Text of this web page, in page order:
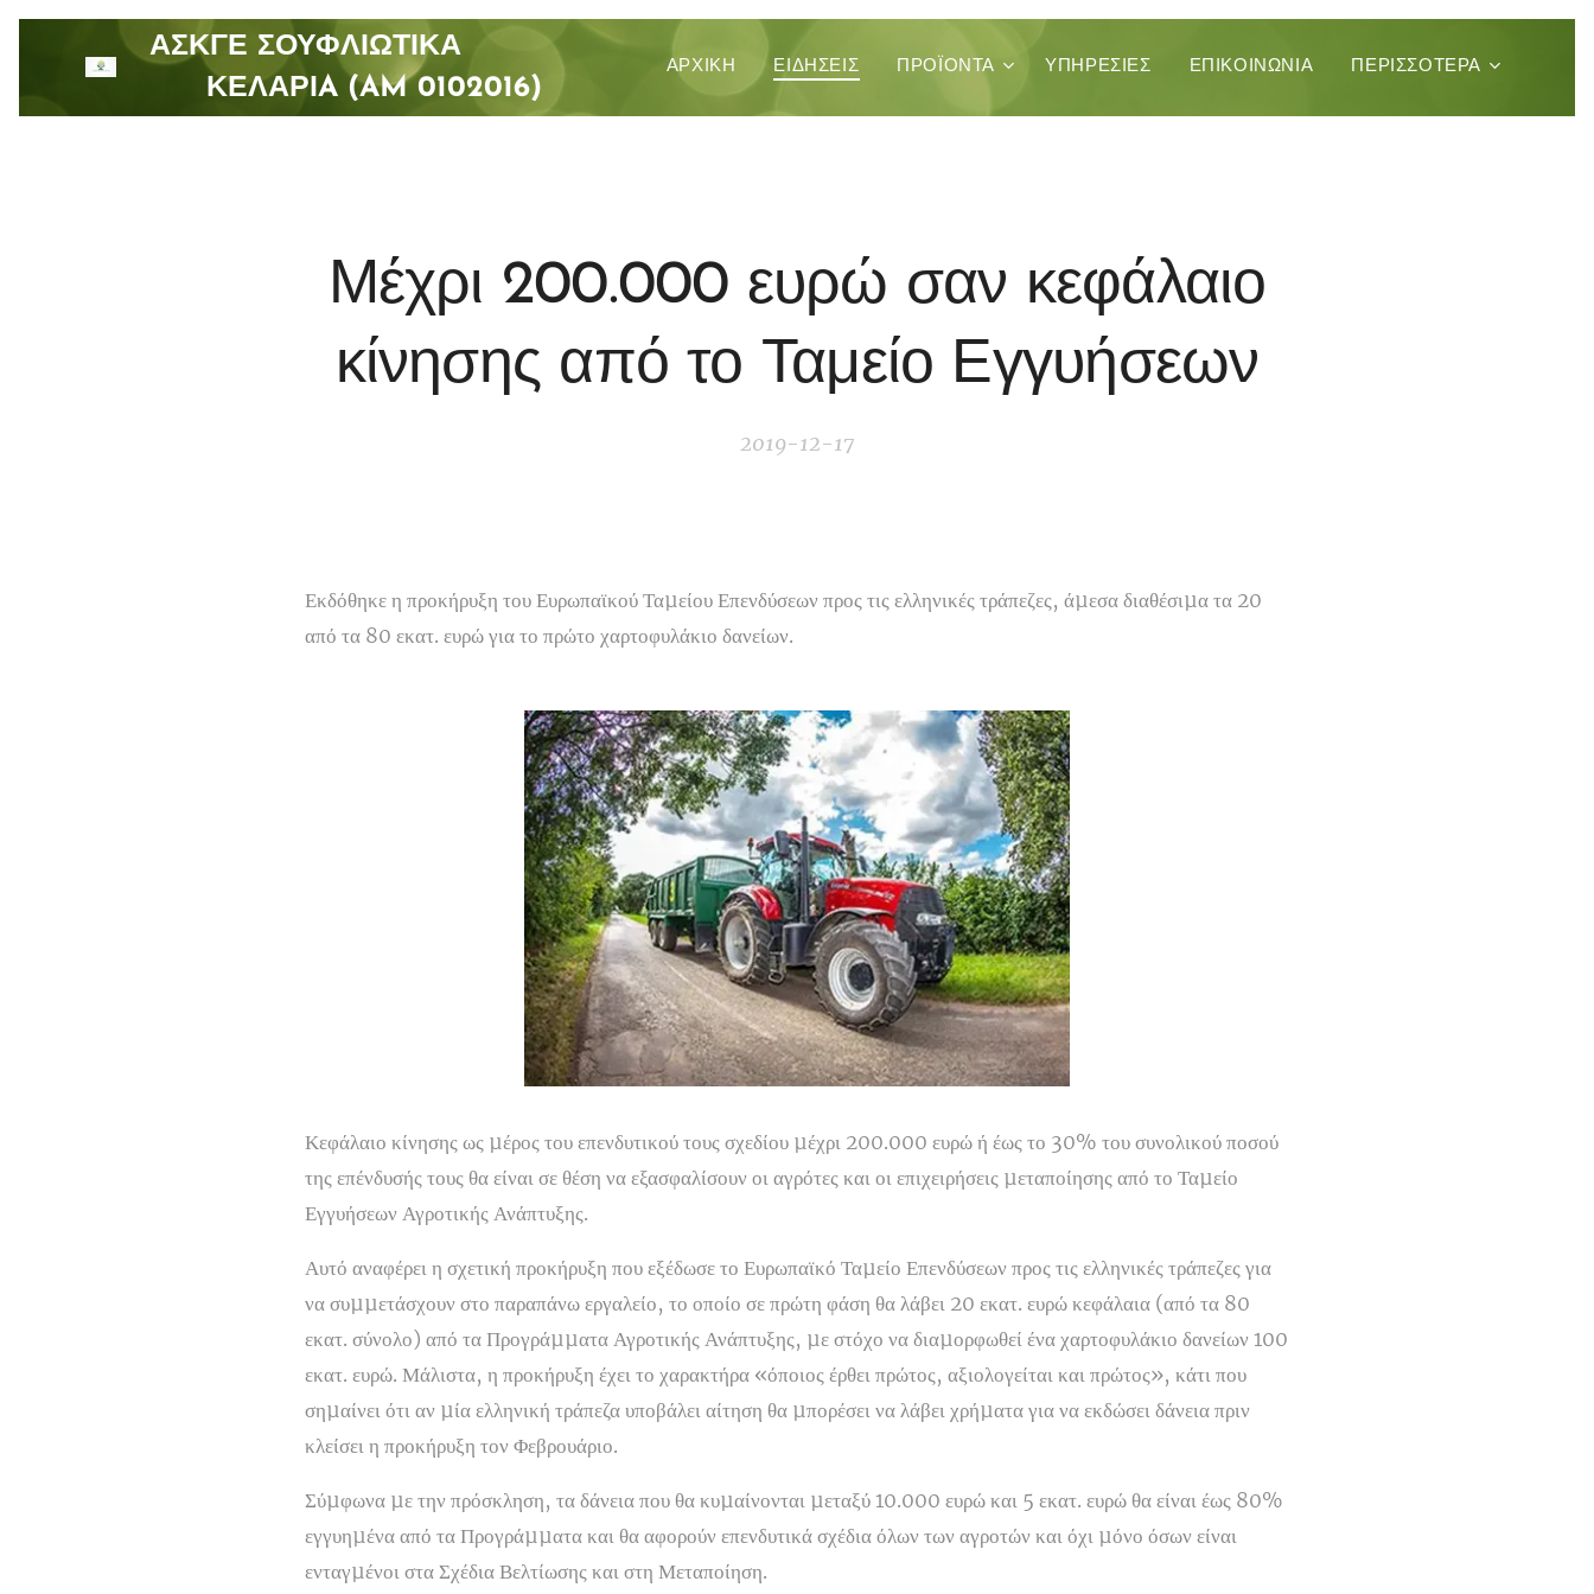
ΑΣΚΓΕ ΣΟΥΦΛΙΩΤΙΚΑ
ΚΕΛΑΡΙA (AM 0102016)
ΑΡΧΙΚΉ ΕΙΔΗΣΕΙΣ ΠΡΟΪΌΝΤΑ ΥΠΗΡΕΣΊΕΣ ΕΠΙΚΟΙΝΩΝΊΑ ΠΕΡΙΣΣΌΤΕΡΑ
Μέχρι 200.000 ευρώ σαν κεφάλαιο
κίνησης από το Ταμείο Εγγυήσεων
2019-12-17
Εκδόθηκε η προκήρυξη του Ευρωπαϊκού Ταµείου Επενδύσεων προς τις ελληνικές τράπεζες, άµεσα διαθέσιµα τα 20
από τα 80 εκατ. ευρώ για το πρώτο χαρτοφυλάκιο δανείων.
Κεφάλαιο κίνησης ως µέρος του επενδυτικού τους σχεδίου µέχρι 200.000 ευρώ ή έως το 30% του συνολικού ποσού
της επένδυσής τους θα είναι σε θέση να εξασφαλίσουν οι αγρότες και οι επιχειρήσεις µεταποίησης από το Ταµείο
Εγγυήσεων Αγροτικής Ανάπτυξης.
Αυτό αναφέρει η σχετική προκήρυξη που εξέδωσε το Ευρωπαϊκό Ταµείο Επενδύσεων προς τις ελληνικές τράπεζες για
να συµµετάσχουν στο παραπάνω εργαλείο, το οποίο σε πρώτη φάση θα λάβει 20 εκατ. ευρώ κεφάλαια (από τα 80
εκατ. σύνολο) από τα Προγράµµατα Αγροτικής Ανάπτυξης, µε στόχο να διαµορφωθεί ένα χαρτοφυλάκιο δανείων 100
εκατ. ευρώ. Μάλιστα, η προκήρυξη έχει το χαρακτήρα «όποιος έρθει πρώτος, αξιολογείται και πρώτος», κάτι που
σηµαίνει ότι αν µία ελληνική τράπεζα υποβάλει αίτηση θα µπορέσει να λάβει χρήµατα για να εκδώσει δάνεια πριν
κλείσει η προκήρυξη τον Φεβρουάριο.
Σύµφωνα µε την πρόσκληση, τα δάνεια που θα κυµαίνονται µεταξύ 10.000 ευρώ και 5 εκατ. ευρώ θα είναι έως 80%
εγγυηµένα από τα Προγράµµατα και θα αφορούν επενδυτικά σχέδια όλων των αγροτών και όχι µόνο όσων είναι
ενταγµένοι στα Σχέδια Βελτίωσης και στη Μεταποίηση.